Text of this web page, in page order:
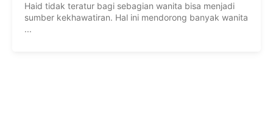
Haid tidak teratur bagi sebagian wanita bisa menjadi
sumber kekhawatiran. Hal ini mendorong banyak wanita
...